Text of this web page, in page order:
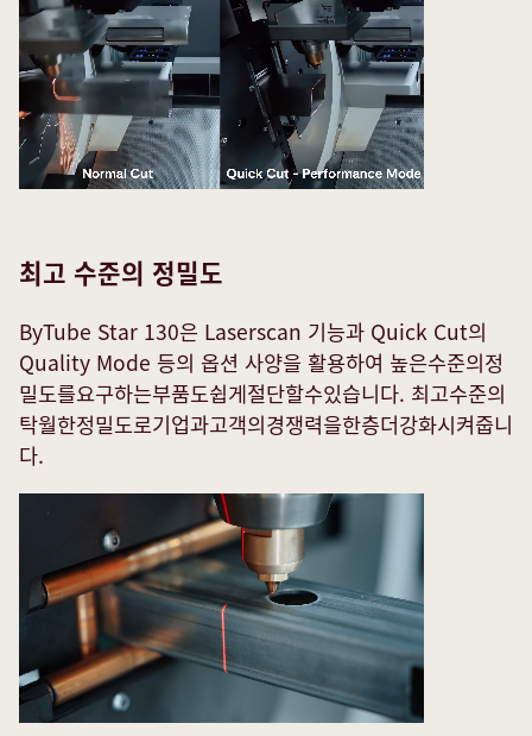
최고 수준의 정밀도
ByTube Star 130은 Laserscan 기능과 Quick Cut의
Quality Mode 등의 옵션 사양을 활용하여 높은수준의정
밀도를요구하는부품도쉽게절단할수있습니다. 최고수준의
탁월한정밀도로기업과고객의경쟁력을한층더강화시켜줍니
다.